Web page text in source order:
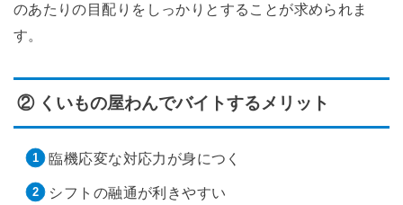
のあたりの目配りをしっかりとすることが求められま
す。
② くいもの屋わんでバイトするメリット
臨機応変な対応力が身につく
シフトの融通が利きやすい